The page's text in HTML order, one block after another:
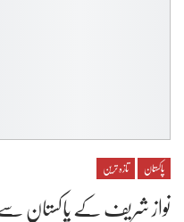
پاکستان تازہ ترین
نواز شریف کے پاکستان سے